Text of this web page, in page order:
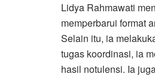
Lidya Rahmawati
memperbarui format
Selain itu, ia
tugas koordinasi, ia
hasil notulensi. Ia